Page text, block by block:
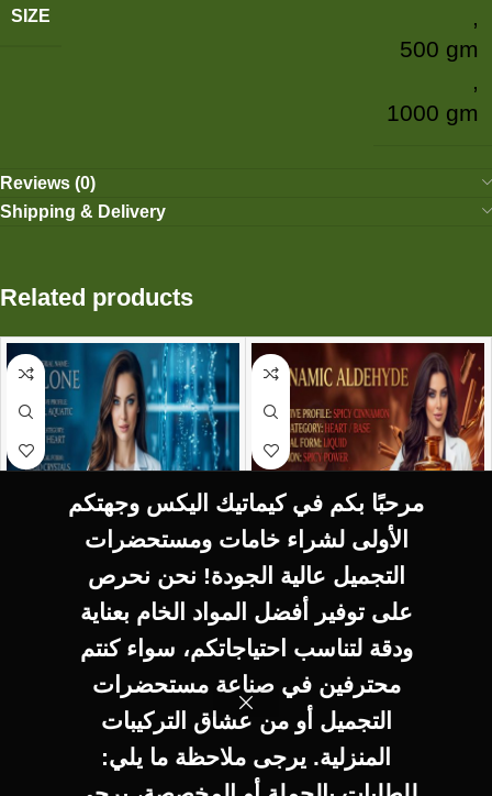
مرحبًا بكم في كيماتيك اليكس وجهتكم
الأولى لشراء خامات ومستحضرات
التجميل عالية الجودة! نحن نحرص
على توفير أفضل المواد الخام بعناية
ودقة لتناسب احتياجاتكم، سواء كنتم
محترفين في صناعة مستحضرات
التجميل أو من عشاق التركيبات
المنزلية. يرجى ملاحظة ما يلي:
SIZE
,
500 gm
,
1000 gm
Reviews (0)
Shipping & Delivery
Related products
SELECT OPTIONS
CALONE كالون
*AROMA*
AROMA
800EGP
–
SELECT OPTIONS
Cinammic aldehyde
سيناميك الدهيد
*AROMA*
AROMA
150 EGP